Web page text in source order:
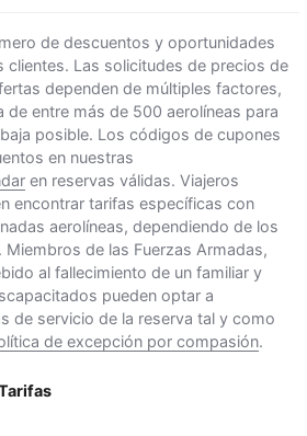
de descuentos y oportunidades
clientes. Las solicitudes de precios de
dependen de múltiples factores,
de entre más de 500 aerolíneas para
posible. Los códigos de cupones
en nuestras
en reservas válidas. Viajeros
encontrar tarifas específicas con
aerolíneas, dependiendo de los
de las Fuerzas Armadas,
al fallecimiento de un familiar y
pueden optar a
de servicio de la reserva tal y como
de excepción por compasión.